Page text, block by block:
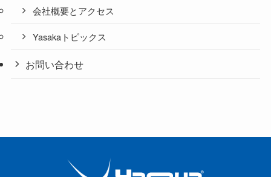
会社概要とアクセス
Yasakaトピックス
お問い合わせ